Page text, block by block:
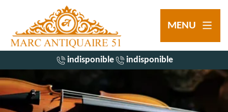
MENU
indisponible indisponible